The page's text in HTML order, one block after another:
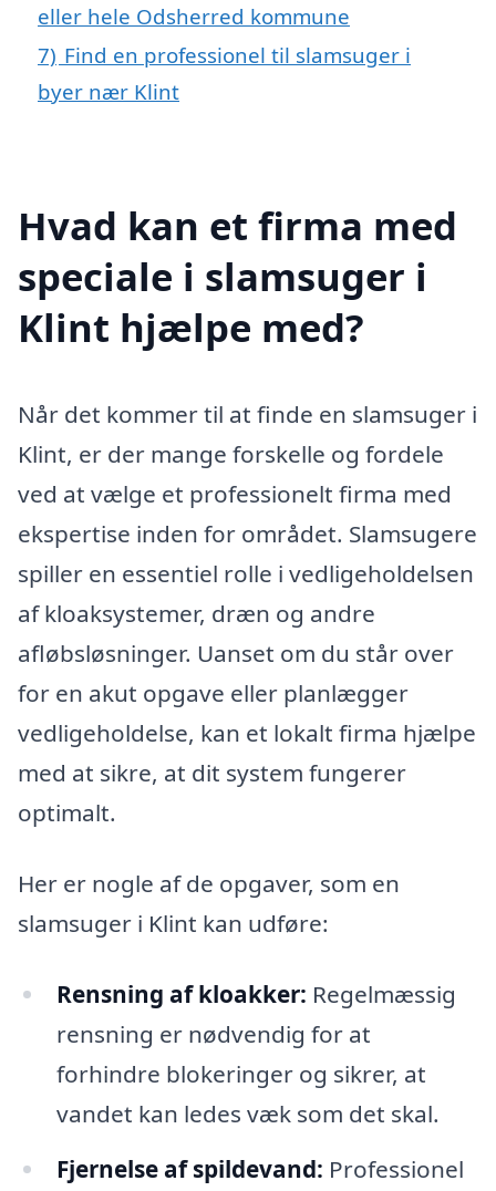
eller hele Odsherred kommune
7) Find en professionel til slamsuger i
byer nær Klint
Hvad kan et firma med
speciale i slamsuger i
Klint hjælpe med?
Når det kommer til at finde en slamsuger i
Klint, er der mange forskelle og fordele
ved at vælge et professionelt firma med
ekspertise inden for området. Slamsugere
spiller en essentiel rolle i vedligeholdelsen
af kloaksystemer, dræn og andre
afløbsløsninger. Uanset om du står over
for en akut opgave eller planlægger
vedligeholdelse, kan et lokalt firma hjælpe
med at sikre, at dit system fungerer
optimalt.
Her er nogle af de opgaver, som en
slamsuger i Klint kan udføre:
Rensning af kloakker: Regelmæssig
rensning er nødvendig for at
forhindre blokeringer og sikrer, at
vandet kan ledes væk som det skal.
Fjernelse af spildevand: Professionel